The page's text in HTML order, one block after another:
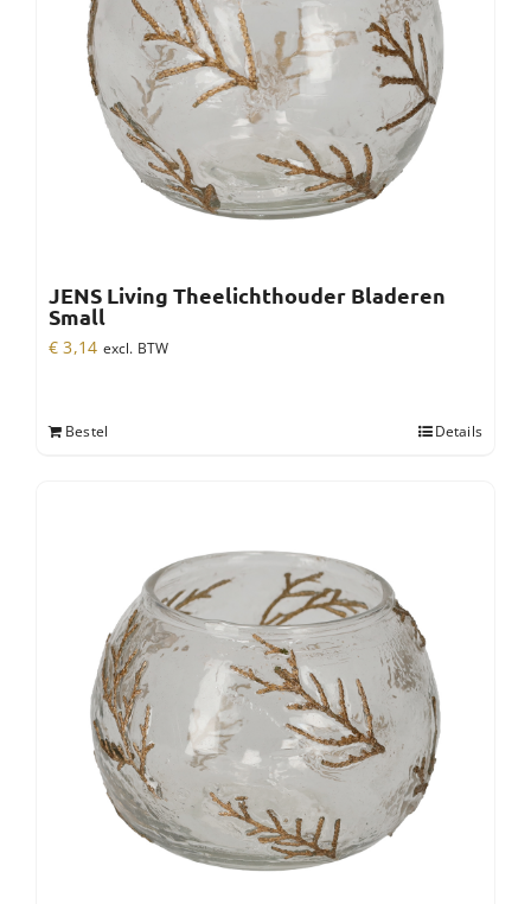
JENS Living Theelichthouder Bladeren
Small
€ 3,14 excl. BTW
Bestel Details